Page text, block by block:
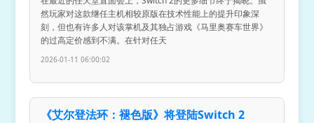
然玩家对这款继任主机相较原版在技术性能上的提升印象深
刻，但也有许多人对该掌机及其独占游戏《马里奥赛车世界》
的过高定价感到不满。在针对任天
2026-01-11 06:00:02
《艾尔登法环：褪色版》将登陆Switch 2